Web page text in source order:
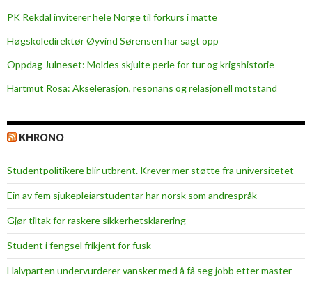
PK Rekdal inviterer hele Norge til forkurs i matte
Høgskoledirektør Øyvind Sørensen har sagt opp
Oppdag Julneset: Moldes skjulte perle for tur og krigshistorie
Hartmut Rosa: Akselerasjon, resonans og relasjonell motstand
KHRONO
Studentpolitikere blir utbrent. Krever mer støtte fra universitetet
Ein av fem sjukepleiar­studentar har norsk som andrespråk
Gjør tiltak for raskere sikkerhets­klarering
Student i fengsel frikjent for fusk
Halvparten undervurderer vansker med å få seg jobb etter master